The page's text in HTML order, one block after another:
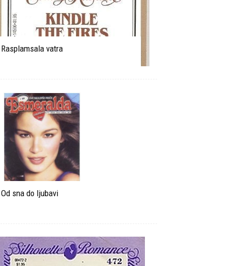
Rasplamsala vatra
Od sna do ljubavi